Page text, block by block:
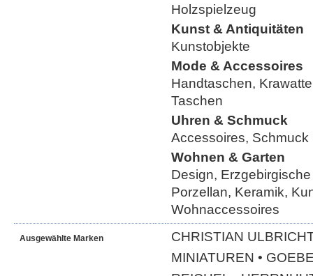
Holzspielzeug
Kunst & Antiquitäten
Kunstobjekte
Mode & Accessoires
Handtaschen,
Taschen
Uhren & Schmuck
Accessoires, Schmuck
Wohnen & Garten
Design,
Porzellan, Keramik,
Wohnaccessoires
Ausgewählte Marken
CHRISTIAN
MINIATUREN •